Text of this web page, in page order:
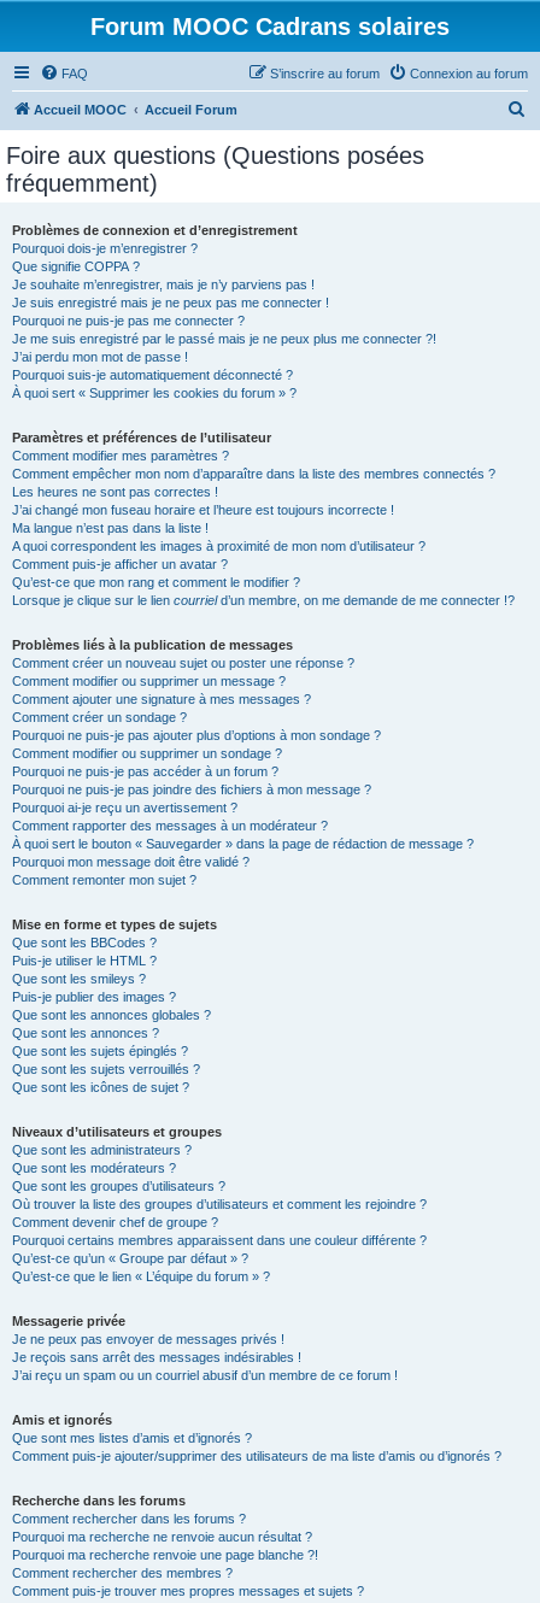
Forum MOOC Cadrans solaires
FAQ Connexion au forum
S’inscrire au forum
Accueil MOOC Accueil Forum
Foire aux questions (Questions posées
fréquemment)
Problèmes de connexion et d’enregistrement
Pourquoi dois-je m’enregistrer ?
Que signifie COPPA ?
Je souhaite m’enregistrer, mais je n’y parviens pas !
Je suis enregistré mais je ne peux pas me connecter !
Pourquoi ne puis-je pas me connecter ?
Je me suis enregistré par le passé mais je ne peux plus me connecter ?!
J’ai perdu mon mot de passe !
Pourquoi suis-je automatiquement déconnecté ?
À quoi sert « Supprimer les cookies du forum » ?
Paramètres et préférences de l’utilisateur
Comment modifier mes paramètres ?
Comment empêcher mon nom d’apparaître dans la liste des membres connectés ?
Les heures ne sont pas correctes !
J’ai changé mon fuseau horaire et l’heure est toujours incorrecte !
Ma langue n’est pas dans la liste !
A quoi correspondent les images à proximité de mon nom d’utilisateur ?
Comment puis-je afficher un avatar ?
Qu’est-ce que mon rang et comment le modifier ?
Lorsque je clique sur le lien courrield’un membre, on me demande de me connecter !?
Problèmes liés à la publication de messages
Comment créer un nouveau sujet ou poster une réponse ?
Comment modifier ou supprimer un message ?
Comment ajouter une signature à mes messages ?
Comment créer un sondage ?
Pourquoi ne puis-je pas ajouter plus d’options à mon sondage ?
Comment modifier ou supprimer un sondage ?
Pourquoi ne puis-je pas accéder à un forum ?
Pourquoi ne puis-je pas joindre des fichiers à mon message ?
Pourquoi ai-je reçu un avertissement ?
Comment rapporter des messages à un modérateur ?
À quoi sert le bouton « Sauvegarder » dans la page de rédaction de message ?
Pourquoi mon message doit être validé ?
Comment remonter mon sujet ?
Mise en forme et types de sujets
Que sont les BBCodes ?
Puis-je utiliser le HTML ?
Que sont les smileys ?
Puis-je publier des images ?
Que sont les annonces globales ?
Que sont les annonces ?
Que sont les sujets épinglés ?
Que sont les sujets verrouillés ?
Que sont les icônes de sujet ?
Niveaux d’utilisateurs et groupes
Que sont les administrateurs ?
Que sont les modérateurs ?
Que sont les groupes d’utilisateurs ?
Où trouver la liste des groupes d’utilisateurs et comment les rejoindre ?
Comment devenir chef de groupe ?
Pourquoi certains membres apparaissent dans une couleur différente ?
Qu’est-ce qu’un « Groupe par défaut » ?
Qu’est-ce que le lien « L’équipe du forum » ?
Messagerie privée
Je ne peux pas envoyer de messages privés !
Je reçois sans arrêt des messages indésirables !
J’ai reçu un spam ou un courriel abusif d’un membre de ce forum !
Amis et ignorés
Que sont mes listes d’amis et d’ignorés ?
Comment puis-je ajouter/supprimer des utilisateurs de ma liste d’amis ou d’ignorés ?
Recherche dans les forums
Comment rechercher dans les forums ?
Pourquoi ma recherche ne renvoie aucun résultat ?
Pourquoi ma recherche renvoie une page blanche ?!
Comment rechercher des membres ?
Comment puis-je trouver mes propres messages et sujets ?